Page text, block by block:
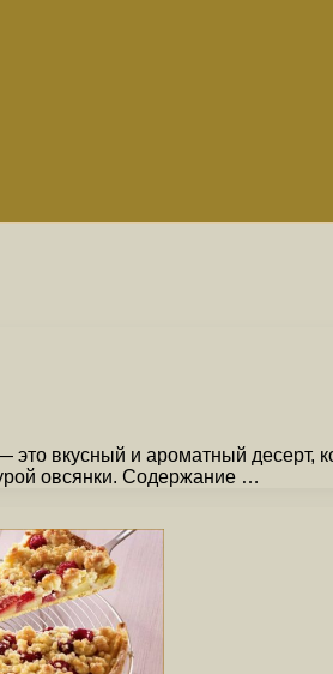
вкусный и ароматный десерт,
овсянки. Содержание …